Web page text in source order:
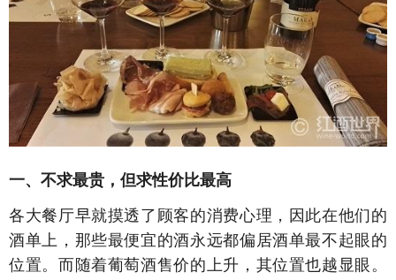
一、不求最贵，但求性价比最高
各大餐厅早就摸透了顾客的消费心理，因此在他们的
酒单上，那些最便宜的酒永远都偏居酒单最不起眼的
位置。而随着葡萄酒售价的上升，其位置也越显眼。